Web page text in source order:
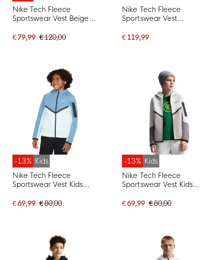
Nike Tech Fleece
Sportswear Vest Beige
€ 79,99 € 120,00
Nike Tech Fleece
Sportswear Vest
Wit
€ 119,99
-13% Kids
Nike Tech Fleece
Sportswear Vest Kids
€ 69,99 € 80,00
-13% Kids
Nike Tech Fleece
Sportswear Vest Kids
Donkerblauw
€ 69,99 € 80,00